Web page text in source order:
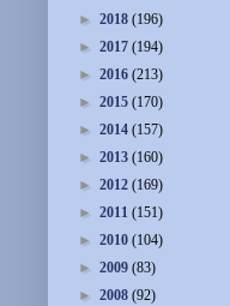
► 2018 (196)
► 2017 (194)
► 2016 (213)
► 2015 (170)
► 2014 (157)
► 2013 (160)
► 2012 (169)
► 2011 (151)
► 2010 (104)
► 2009 (83)
► 2008 (92)